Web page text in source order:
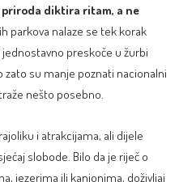
priroda diktira ritam, a ne
parkova nalaze se tek korak
preskoče u žurbi
su manje poznati nacionalni
nešto posebno.
i atrakcijama, ali dijele
slobode. Bilo da je riječ o
jezerima ili kanjonima, doživljaj